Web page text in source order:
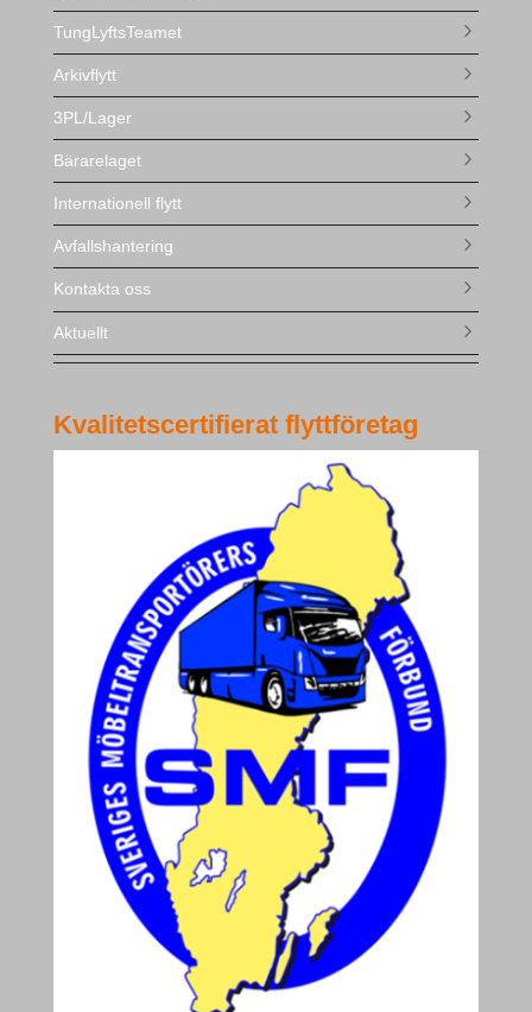
TungLyftsTeamet
Arkivflytt
3PL/Lager
Bärarelaget
Internationell flytt
Avfallshantering
Kontakta oss
Aktuellt
Kvalitetscertifierat flyttföretag